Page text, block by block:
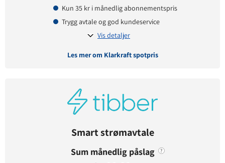
Kun 35 kr i månedlig abonnementspris
Trygg avtale og god kundeservice
Vis detaljer
Les mer om Klarkraft spotpris
Timespot
1 måneder
etterskudd
Prisendring varsles på: e-post
Smart strømavtale
Sum månedlig påslag ?